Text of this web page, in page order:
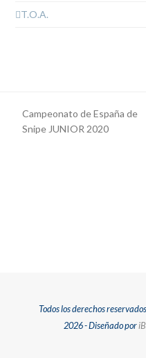
T.O.A.
previous
Campeonato de España de
Snipe JUNIOR 2020
Todos los derechos
2026 - Diseñado por